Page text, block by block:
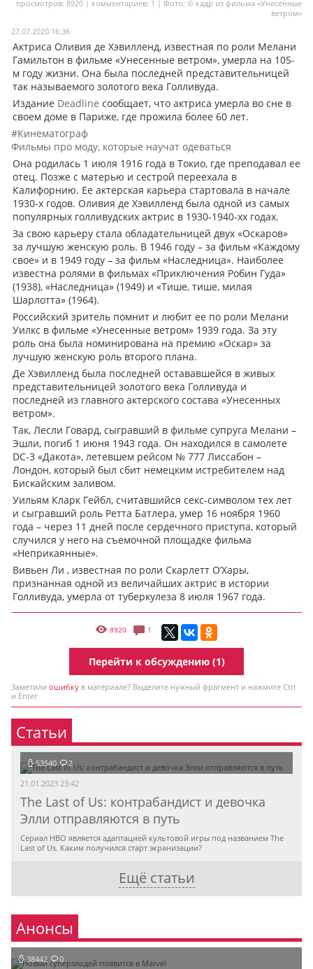
Мои места
Моя личная афиша
Перечитать
просмотров: 8920 | комментариев: 1 | Фото: © кадр из фильма «Унесенные
ветром»
27.07.2020 16:36
Актриса Оливия де Хэвилленд, известная по роли Мелани
Гамильтон в фильме «Унесенные ветром», умерла на 105-
м году жизни. Она была последней представительницей
так называемого золотого века Голливуда.
Издание Deadline сообщает, что актриса умерла во сне в
своем доме в Париже, где прожила более 60 лет.
#Кинематограф
Фильмы про моду, которые научат одеваться
Она родилась 1 июля 1916 года в Токио, где преподавал ее
отец. Позже с матерью и сестрой переехала в
Калифорнию. Ее актерская карьера стартовала в начале
1930-х годов. Оливия де Хэвилленд была одной из самых
популярных голливудских актрис в 1930-1940-хх годах.
За свою карьеру стала обладательницей двух «Оскаров»
за лучшую женскую роль. В 1946 году – за фильм «Каждому
свое» и в 1949 году – за фильм «Наследница». Наиболее
известна ролями в фильмах «Приключения Робин Гуда»
(1938), «Наследница» (1949) и «Тише, тише, милая
Шарлотта» (1964).
Российский зритель помнит и любит ее по роли Мелани
Уилкс в фильме «Унесенные ветром» 1939 года. За эту
роль она была номинирована на премию «Оскар» за
лучшую женскую роль второго плана.
Де Хэвилленд была последней остававшейся в живых
представительницей золотого века Голливуда и
последней из главного актерского состава «Унесенных
ветром».
Так, Лесли Говард, сыгравший в фильме супруга Мелани –
Эшли, погиб 1 июня 1943 года. Он находился в самолете
DC-3 «Дакота», летевшем рейсом № 777 Лиссабон –
Лондон, который был сбит немецким истребителем над
Бискайским заливом.
Уильям Кларк Гейбл, считавшийся секс-символом тех лет
и сыгравший роль Ретта Батлера, умер 16 ноября 1960
года – через 11 дней после сердечного приступа, который
случился у него на съемочной площадке фильма
«Неприкаянные».
Вивьен Ли , известная по роли Скарлетт О’Хары,
признанная одной из величайших актрис в истории
Голливуда, умерла от туберкулеза 8 июля 1967 года.
8920 1
Перейти к обсуждению (1)
Заметили ошибку в материале? Выделите нужный фрагмент и нажмите Ctrl
и Enter
Статьи
53540 2
21.01.2023 23:42
The Last of Us: контрабандист и девочка
Элли отправляются в путь
Сериал HBO является адаптацией культовой игры под названием The
Last of Us. Каким получился старт экранизации?
Ещё статьи
Анонсы
38442 0